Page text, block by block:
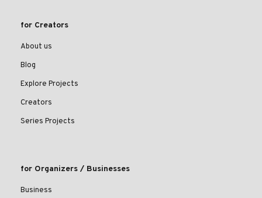
for Creators
About us
Blog
Explore Projects
Creators
Series Projects
for Organizers / Businesses
Business